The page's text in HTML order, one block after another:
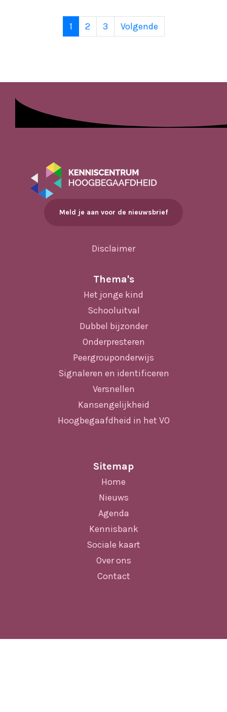
1 2 3 Volgende
Meld je aan voor de nieuwsbrief
Disclaimer
Thema's
Het jonge kind
Schooluitval
Dubbel bijzonder
Onderpresteren
Peergrouponderwijs
Signaleren en identificeren
Versnellen
Kansengelijkheid
Hoogbegaafdheid in het VO
Sitemap
Home
Nieuws
Agenda
Kennisbank
Sociale kaart
Over ons
Contact